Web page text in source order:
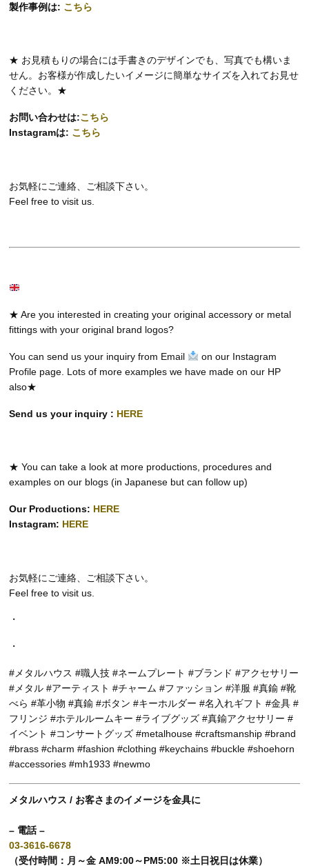
製作事例は: こちら
★ お見積もりの場合には手書きのデザインでも、写真でも構いま
せん。お客様が作成したいイメージに簡単なサイズを入れてお見せ
ください。★
お問い合わせは:こちら
Instagramは: こちら
お気軽にご連絡、ご相談下さい。
Feel free to visit us.
★ Are you interested in creating your original accessory or metal
fittings with your original brand logos?
You can send us your inquiry from Email
on our Instagram
Profile page. Lots of more examples we have made on our HP
also★
Send us your inquiry : HERE
★ You can take a look at more productions, procedures and
examples on our blogs (in Japanese but can follow up)
Our Productions: HERE
Instagram: HERE
お気軽にご連絡、ご相談下さい。
Feel free to visit us.
・
・
#メタルハウス #職人技 #ネームプレート #ブランド #アクセサリー
#メタル #アーティスト #チャーム #ファッション #洋服 #真鍮 #靴
べら #革小物 #真鍮 #ボタン #キーホルダー #名入れギフト #金具 #
フリンジ #ホテルルームキー #ライブグッズ #真鍮アクセサリー #
イベント #コンサートグッズ #metalhouse #craftsmanship #brand
#brass #charm #fashion #clothing #keychains #buckle #shoehorn
#accessories #mh1933 #newmo
メタルハウス / お客さまのイメージを金具に
– 電話 –
03-3616-6678
（受付時間：月～金 AM9:00～PM5:00 ※土日祝日は休業）